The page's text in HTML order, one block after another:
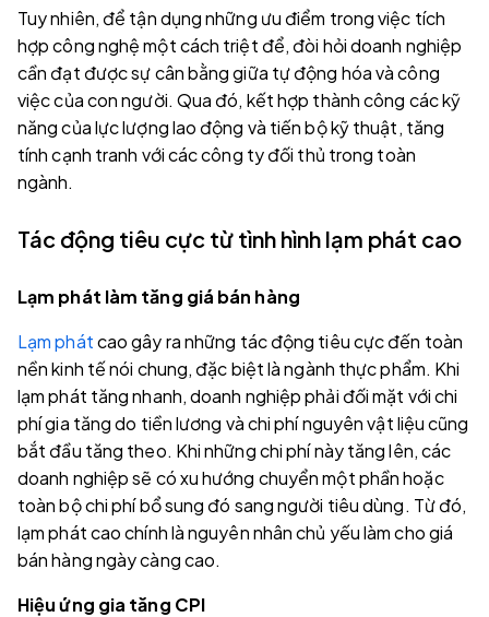
Tuy nhiên, để tận dụng những ưu điểm trong việc tích
hợp công nghệ một cách triệt để, đòi hỏi doanh nghiệp
cần đạt được sự cân bằng giữa tự động hóa và công
việc của con người. Qua đó, kết hợp thành công các kỹ
năng của lực lượng lao động và tiến bộ kỹ thuật, tăng
tính cạnh tranh với các công ty đối thủ trong toàn
ngành.
Tác động tiêu cực từ tình hình lạm phát cao
Lạm phát làm tăng giá bán hàng
Lạm phátcao gây ra những tác động tiêu cực đến toàn
nền kinh tế nói chung, đặc biệt là ngành thực phẩm. Khi
lạm phát tăng nhanh, doanh nghiệp phải đối mặt với chi
phí gia tăng do tiền lương và chi phí nguyên vật liệu cũng
bắt đầu tăng theo. Khi những chi phí này tăng lên, các
doanh nghiệp sẽ có xu hướng chuyển một phần hoặc
toàn bộ chi phí bổ sung đó sang người tiêu dùng. Từ đó,
lạm phát cao chính là nguyên nhân chủ yếu làm cho giá
bán hàng ngày càng cao.
Hiệu ứng gia tăng CPI